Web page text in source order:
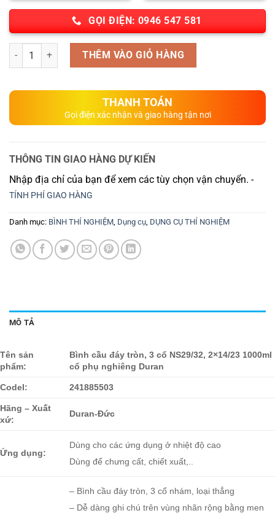
GỌI ĐIỆN: 0946 547 581
Số lượng THÊM VÀO GIỎ HÀNG
THANH TOÁN
Gọi điện xác nhận và giao hàng tận nơi
THÔNG TIN GIAO HÀNG DỰ KIẾN
Nhập địa chỉ của bạn để xem các tùy chọn vận chuyển. -
TÍNH PHÍ GIAO HÀNG
Danh mục: BÌNH THÍ NGHIỆM, Dụng cụ, DỤNG CỤ THÍ NGHIỆM
MÔ TẢ
Tên sản
phẩm:
Bình cầu đáy tròn, 3 cổ NS29/32, 2×14/23 1000ml
cổ phụ nghiêng Duran
Codel: 241885503
Hãng – Xuất
xứ:
Duran-Đức
Ứng dụng:
Dùng cho các ứng dụng ở nhiệt độ cao
Dùng để chưng cất, chiết xuất,..
– Bình cầu đáy tròn, 3 cổ nhám, loại thẳng
– Dễ dàng ghi chú trên vùng nhãn rộng bằng men